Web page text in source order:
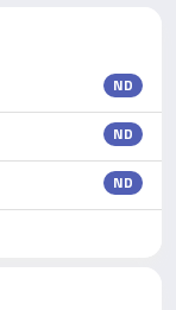
ND
ND
ND